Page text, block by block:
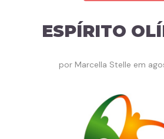
ESPÍRITO
por Marcella Stelle em